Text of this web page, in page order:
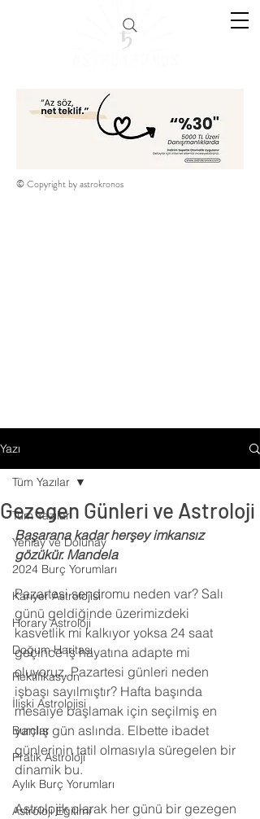
© Copyright by astrokronos
Yazı
Tüm Yazılar
Yeniay ve Dolunay
2024 Burç Yorumları
Kariyer Astrolojisi
Horary Astroloji
Doğum Haritası
Rektifikasyon
İlişki Astrolojisi
Burçlar
Pratik Astroloji
Aylık Burç Yorumları
Astroloji Eğitimi
Tüm Yazılar
Gezegen Günleri ve Astroloji
Başarana kadar herşey imkansız
gözükür. Mandela
Pazartesi sendromu neden var? Salı
günü geldiğinde üzerimizdeki
kasvetlik mi kalkıyor yoksa 24 saat
geçince iş hayatına adapte mi
oluyoruz. Pazartesi günleri neden
işbaşı sayılmıştır? Hafta başında
mesaiye başlamak için seçilmiş en
yanlış gün aslında. Elbette ibadet
günlerinin tatil olmasıyla süregelen bir
dinamik bu.
Astrolojik olarak her günü bir gezegen